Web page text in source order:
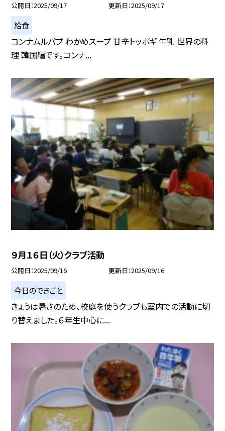
公開日 2025/09/17 更新日 2025/09/17
給食
コンナムルパプ わかめスープ 甘辛トッポギ 牛乳 世界の料
理 韓国編です。コンナ...
９月１６日（火）クラブ活動
公開日 2025/09/16 更新日 2025/09/16
今日のできごと
きょうは暑さのため、校庭を使うクラブも室内での活動に切
り替えました。６年生中心に...